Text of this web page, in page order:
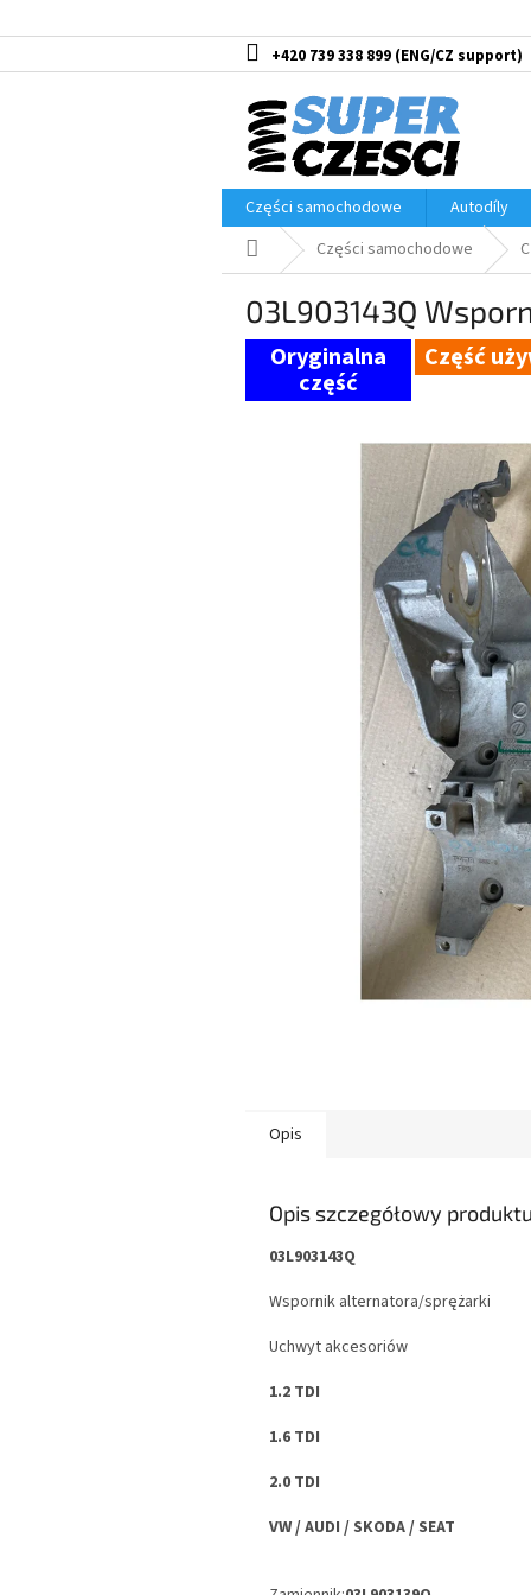
do
+420 739 338 899
Części samochodowe
Autodíly
Home Części samochodowe
03L903143Q
Część
Opis
Opis szczegółowy
03L903143Q
Wspornik alternatora/sprężarki
Uchwyt akcesoriów
1.2 TDI
1.6 TDI
2.0 TDI
VW / AUDI / SKODA / SEAT